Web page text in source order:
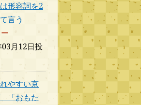
形容詞を2
言う
月12日投
やすい京
「おもた